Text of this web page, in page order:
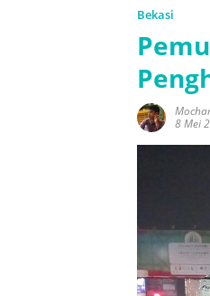
Bekasi
8 Mei